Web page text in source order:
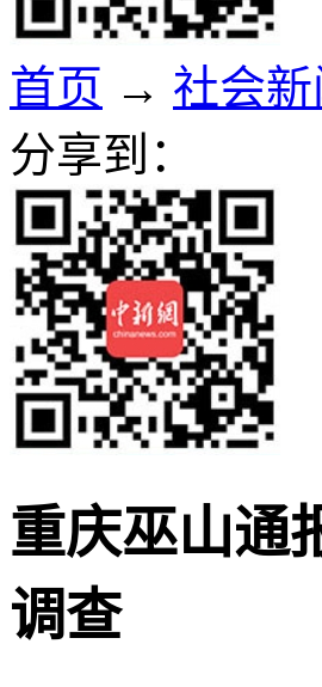
首页 → 社会新
分享到：
重庆巫山通
调查